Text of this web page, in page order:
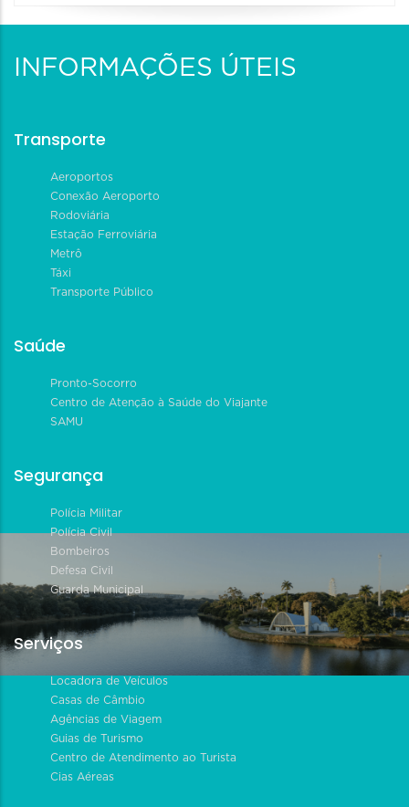
INFORMAÇÕES ÚTEIS
Transporte
Aeroportos
Conexão Aeroporto
Rodoviária
Estação Ferroviária
Metrô
Táxi
Transporte Público
Saúde
Pronto-Socorro
Centro de Atenção à Saúde do Viajante
SAMU
Segurança
Polícia Militar
Polícia Civil
Bombeiros
Defesa Civil
Guarda Municipal
Serviços
Locadora de Veículos
Casas de Câmbio
Agências de Viagem
Guias de Turismo
Centro de Atendimento ao Turista
Cias Aéreas